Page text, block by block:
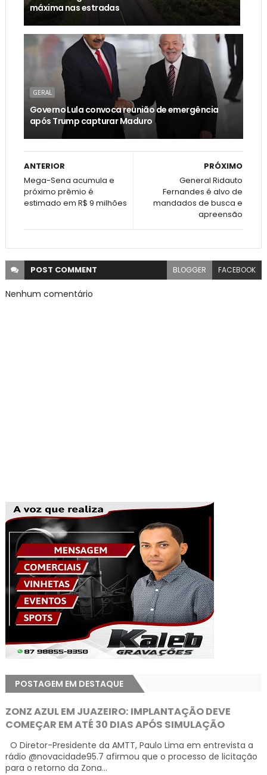
máxima nas estradas
GERAL
Governo Lula convoca reunião de emergência
após Trump capturar Maduro
PRÓXIMO
General Ridauto
Fernandes é alvo de
mandados de busca e
apreensão
ANTERIOR
Mega-Sena acumula e
próximo prêmio é
estimado em R$ 9 milhões
POST COMMENT BLOGGER FACEBOOK
Nenhum comentário
POSTAGEM EM DESTAQUE
ZONZ AZUL EM JUAZEIRO: IMPLANTAÇÃO DEVE
COMEÇAR EM ATÉ 30 DIAS APÓS SIMULAÇÃO
O Diretor-Presidente da AMTT, Paulo Lima em entrevista a
rádio @novacidade95.7 afirmou que o processo de licitação
para o retorno da Zona...